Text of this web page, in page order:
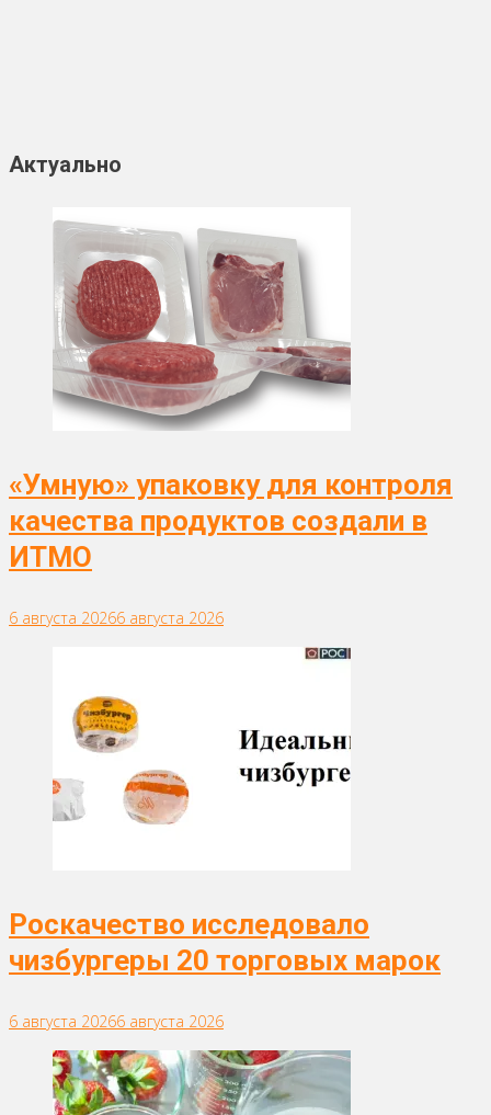
Актуально
«Умную» упаковку для контроля
качества продуктов создали в
ИТМО
6 августа 20266 августа 2026
Роскачество исследовало
чизбургеры 20 торговых марок
6 августа 20266 августа 2026